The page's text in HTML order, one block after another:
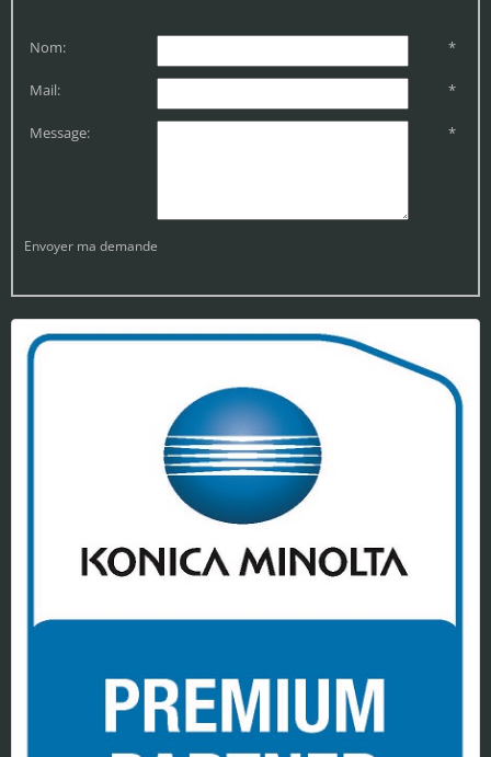
Nom: *
Mail: *
Message: *
Envoyer ma demande